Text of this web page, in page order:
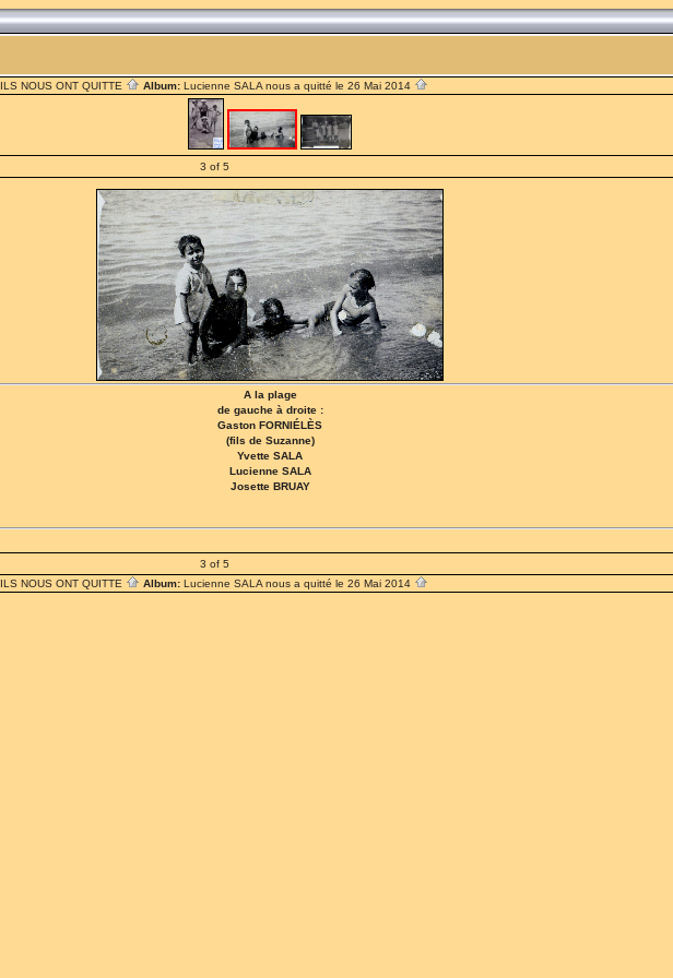
ILS NOUS ONT QUITTE Album: Lucienne SALA nous a quitté le 26 Mai 2014
3 of 5
A la plage
de gauche à droite :
Gaston FORNIÉLÈS
(fils de Suzanne)
Yvette SALA
Lucienne SALA
Josette BRUAY
3 of 5
ILS NOUS ONT QUITTE Album: Lucienne SALA nous a quitté le 26 Mai 2014